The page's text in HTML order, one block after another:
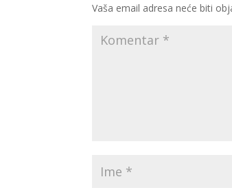
Vaša email adresa neće biti